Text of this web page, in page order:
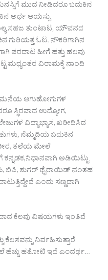
ಮುದ ನೀಡಿದರೂ ಬದುಕಿನ
ಅರ್ಧ ಆಯಸ್ಸು
ಸಹಜ ತುಂಟಾಟ, ಯೌವನದ
ಗುರಿಯತ್ತ ಓಟ, ನೌಕರಿಗಾಗಿನ
ಪರದಾಟ ಹೀಗೆ ಹತ್ತು ಹಲವು
ಮಧ್ಯಂತರ ವಿರಾಮಕ್ಕೆ ನಾಂದಿ
ಮನೆಯ ಆಗುಹೋಗುಗಳ
ಸ್ಥಿರವಾದ ಉದ್ಯೋಗ,
ವಿದ್ಯಾಭ್ಯಾಸ, ಖರೀದಿಸಿದ
ನೆಮ್ಮದಿಯ ಬದುಕಿನ
ತಲೆಯ ಮೇಲೆ
ಕನ್ನಡಕ,ನಿಧಾನವಾಗಿ ಅಡಿಯಿಟ್ಟು
ಬಿಪಿ, ಶುಗರ್ ಥೈರಾಯಿಡ್ ನಂತಹ
ಎಂದು ಸಣ್ಣದಾಗಿ
ಕೆಲವು ವಿಷಯಗಳು ಇಂತಿವೆ
ಕೆಲಸವನ್ನು ನಿರ್ವಹಿಸುತ್ತಾರೆ
ಹೆಚ್ಚು ಹತೋಟಿ ಇದೆ ಎಂದರ್ಥ…